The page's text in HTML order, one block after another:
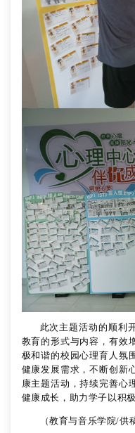
此次主题活动的顺利
教育的形式与内容，有效
极和谐的校园心理育人氛
健康发展需求，不断创新
康主题活动，持续完善心
健康成长，助力学子以积
（教育与音乐学院/供